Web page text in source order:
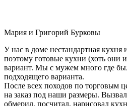
Мария и Григорий Бурковы
У нас в доме нестандартная кухня
поэтому готовые кухни (хоть они
вариант. Мы с мужем много где
подходящего варианта.
После всех походов по торговым
на заказ под наши размеры.
обмерил, посчитал, нарисовал